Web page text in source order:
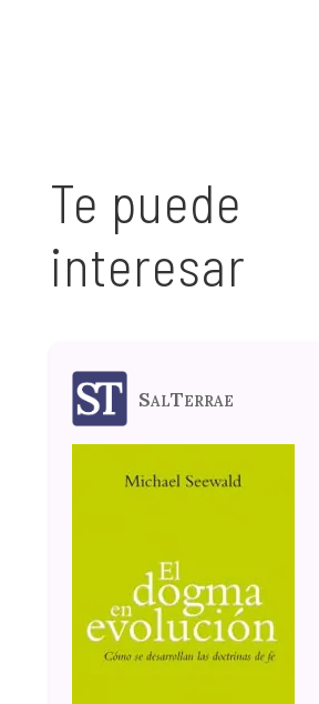
Te puede
interesar
SalTerrae